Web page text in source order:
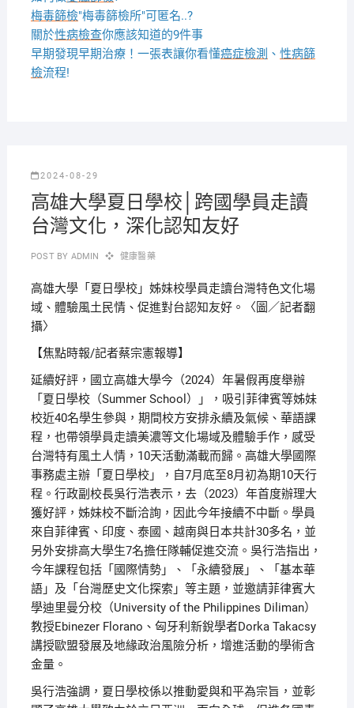
梅毒篩檢"梅毒篩檢所"可匿名..?
關於性病檢查你應該知道的9件事
早期發現早期治療！一張表讓你看懂癌症檢測 、 性病篩
檢流程!
2024-08-29
高雄大學夏日學校│跨國學員走讀
台灣文化，深化認知友好
POST BY ADMIN 健康醫藥
高雄大學「夏日學校」姊妹校學員走讀台灣特色文化場
域、體驗風土民情、促進對台認知友好。〈圖／記者翻
攝〉
【焦點時報/記者蔡宗憲報導】
延續好評，國立高雄大學今（2024）年暑假再度舉辦
「夏日學校（Summer School）」，吸引菲律賓等姊妹
校近40名學生參與，期間校方安排永續及氣候、華語課
程，也帶領學員走讀美濃等文化場域及體驗手作，感受
台灣特有風土人情，10天活動滿載而歸。高雄大學國際
事務處主辦「夏日學校」，自7月底至8月初為期10天行
程。行政副校長吳行浩表示，去（2023）年首度辦理大
獲好評，姊妹校不斷洽詢，因此今年接續不中斷。學員
來自菲律賓、印度、泰國、越南與日本共計30多名，並
另外安排高大學生7名擔任隊輔促進交流。吳行浩指出，
今年課程包括「國際情勢」、「永續發展」、「基本華
語」及「台灣歷史文化探索」等主題，並邀請菲律賓大
學迪里曼分校（University of the Philippines Diliman）
教授Ebinezer Florano、匈牙利新銳學者Dorka Takacsy
講授歐盟發展及地緣政治風險分析，增進活動的學術含
金量。
吳行浩強調，夏日學校係以推動愛與和平為宗旨，並彰